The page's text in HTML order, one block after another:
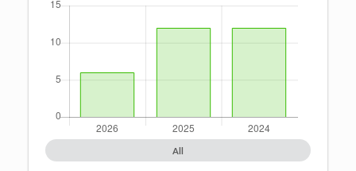
All